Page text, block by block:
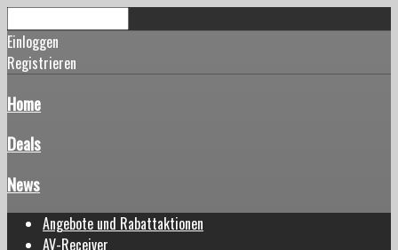
Einloggen
Registrieren
Home
Deals
News
Angebote und Rabattaktionen
AV-Receiver